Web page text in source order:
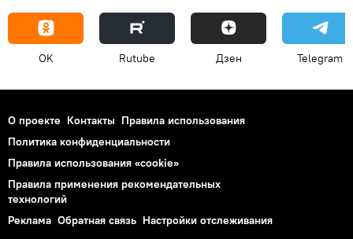
OK Rutube Дзен Telegram
О проекте Контакты Правила использования
Политика конфиденциальности
Правила использования «cookie»
Правила применения рекомендательных
технологий
Реклама Обратная связь Настройки отслеживания